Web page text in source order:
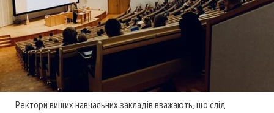
Ректори вищих навчальних закладів вважають, що слід